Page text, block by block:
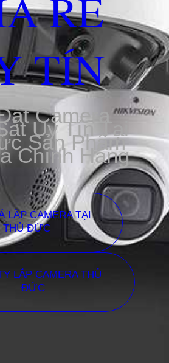
TÍN
Camera
Uy Tín Tại
Sản Phẩm
Chính Hãng
LẮP CAMERA TẠI
THỦ ĐỨC
LẮP CAMERA THỦ
ĐỨC